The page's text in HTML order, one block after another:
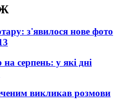
з'явилося нове фото
серпень: у які дні
викликав розмови